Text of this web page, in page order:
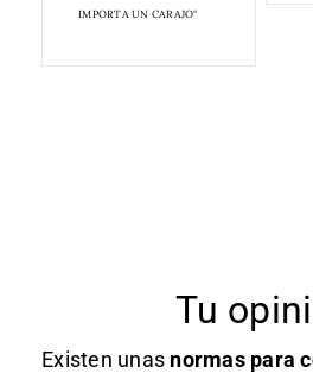
IMPORTA UN CARAJO"
Tu
Existen unas normas para